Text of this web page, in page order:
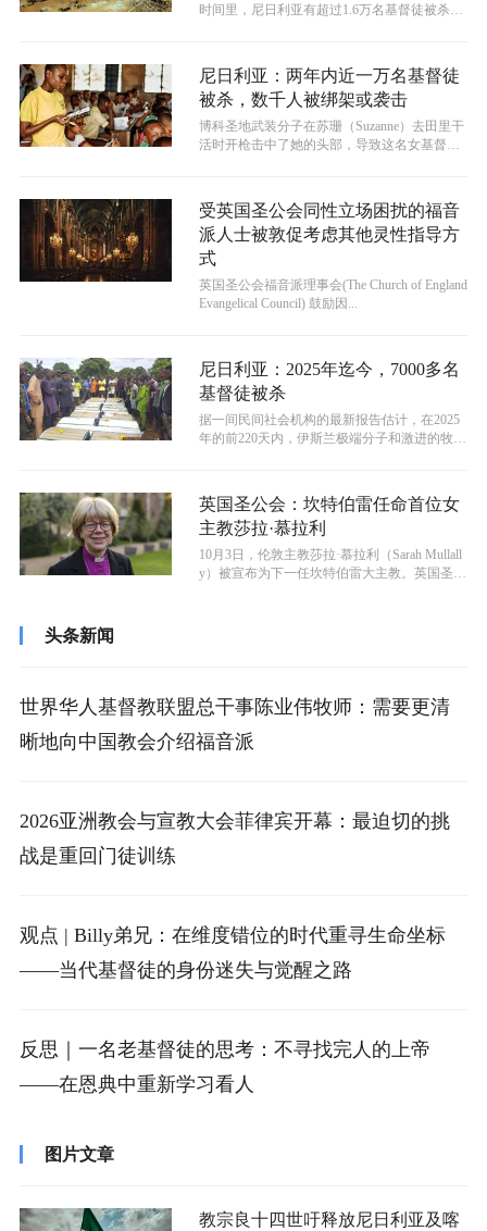
时间里，尼日利亚有超过1.6万名基督徒被杀
尼日利亚：两年内近一万名基督徒
被杀，数千人被绑架或袭击
博科圣地武装分子在苏珊（Suzanne）去田里干
活时开枪击中了她的头部，导致这名女基督徒
受英国圣公会同性立场困扰的福音
派人士被敦促考虑其他灵性指导方
式
英国圣公会福音派理事会(The Church of England
Evangelical Council) 鼓励因...
尼日利亚：2025年迄今，7000多名
基督徒被杀
​据一间民间社会机构的最新报告估计，在2025
年的前220天内，伊斯兰极端分子和激进的牧民
英国圣公会：坎特伯雷任命首位女
主教莎拉·慕拉利
10月3日，伦敦主教莎拉·慕拉利（Sarah Mullall
y）被宣布为下一任坎特伯雷大主教。英国圣公
头条新闻
世界华人基督教联盟总干事陈业伟牧师：需要更清
晰地向中国教会介绍福音派
2026亚洲教会与宣教大会菲律宾开幕：最迫切的挑
战是重回门徒训练
观点 | Billy弟兄：在维度错位的时代重寻生命坐标
——当代基督徒的身份迷失与觉醒之路
反思｜一名老基督徒的思考：不寻找完人的上帝
——在恩典中重新学习看人
图片文章
教宗良十四世吁释放尼日利亚及喀